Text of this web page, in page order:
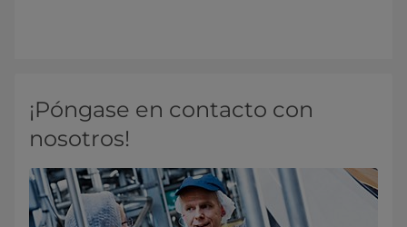
¡Póngase en contacto con
nosotros!